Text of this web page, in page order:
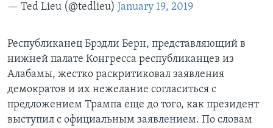
— Ted Lieu (@tedlieu) January 19, 2019
Республиканец Брэдли Берн, представляющий в
нижней палате Конгресса республиканцев из
Алабамы, жестко раскритиковал заявления
демократов и их нежелание согласиться с
предложением Трампа еще до того, как президент
выступил с официальным заявлением. По словам